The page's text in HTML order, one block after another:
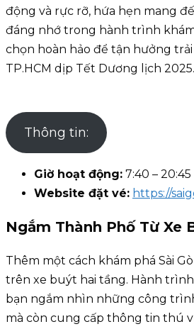
động và rực rỡ, hứa hẹn mang
đáng nhớ trong hành trình
chọn hoàn hảo để tận hưởng
TP.HCM dịp Tết Dương lịch 2025.
Thông tin:
Giờ hoạt động: 7:40 – 20:45
Website đặt vé: https://
Ngắm Thành Phố Từ Xe
Thêm một cách khám phá Sài
trên xe buýt hai tầng. Hành
bạn ngắm nhìn những công
mà còn cung cấp thông tin thú